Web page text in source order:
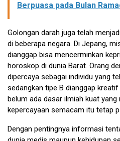
Berpuasa pada Bulan
Golongan darah juga telah
di beberapa negara. Di Jepang,
dianggap bisa mencerminkan
horoskop di dunia Barat. Orang
dipercaya sebagai individu yang
sedangkan tipe B dianggap
belum ada dasar ilmiah kuat yang
kepercayaan semacam itu tetap
Dengan pentingnya informasi